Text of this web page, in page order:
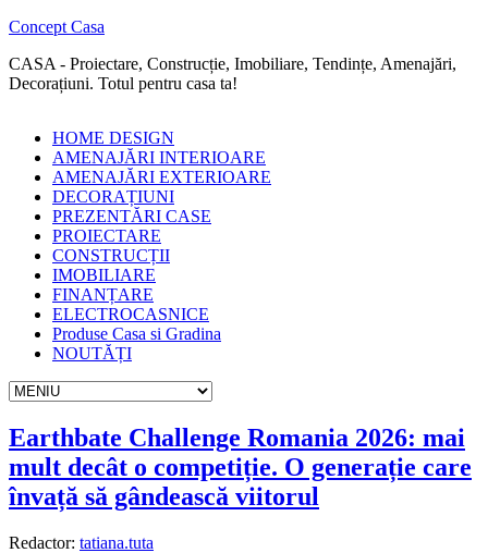
Concept Casa
CASA - Proiectare, Construcție, Imobiliare, Tendințe, Amenajări,
Decorațiuni. Totul pentru casa ta!
HOME DESIGN
AMENAJĂRI INTERIOARE
AMENAJĂRI EXTERIOARE
DECORAȚIUNI
PREZENTĂRI CASE
PROIECTARE
CONSTRUCȚII
IMOBILIARE
FINANȚARE
ELECTROCASNICE
Produse Casa si Gradina
NOUTĂȚI
Earthbate Challenge Romania 2026: mai
mult decât o competiție. O generație care
învață să gândească viitorul
Redactor: tatiana.tuta